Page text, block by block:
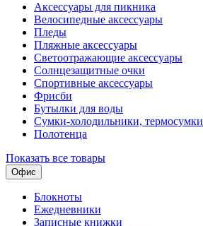
Аксессуары для пикника
Велосипедные аксессуары
Пледы
Пляжные аксессуары
Светоотражающие аксессуары
Солнцезащитные очки
Спортивные аксессуары
Фрисби
Бутылки для воды
Сумки-холодильники, термосумки
Полотенца
Показать все товары
Офис
Блокноты
Ежедневники
Записные книжки